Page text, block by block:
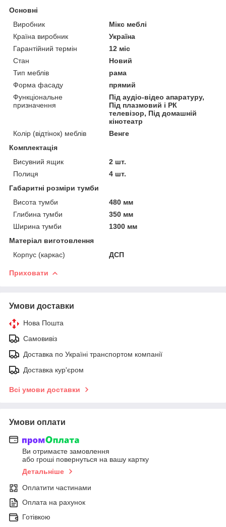
Основні
Виробник
Мікс меблі
Країна виробник
Україна
Гарантійний термін
12 міс
Стан
Новий
Тип меблів
рама
Форма фасаду
прямий
Функціональне
призначення
Під аудіо-відео апаратуру,
Під плазмовий і РК
телевізор, Під домашній
кінотеатр
Колір (відтінок) меблів
Венге
Комплектація
Висувний ящик
2 шт.
Полиця
4 шт.
Габаритні розміри тумби
Висота тумби
480 мм
Глибина тумби
350 мм
Ширина тумби
1300 мм
Матеріал виготовлення
Корпус (каркас)
ДСП
Приховати
Умови доставки
Нова Пошта
Самовивіз
Доставка по Україні транспортом компанії
Доставка кур'єром
Всі умови доставки
Умови оплати
Ви отримаєте замовлення
або гроші повернуться на вашу картку
Детальніше
Оплатити частинами
Оплата на рахунок
Готівкою